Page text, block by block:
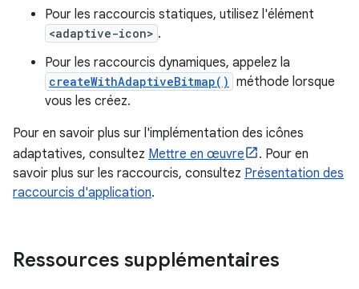
Pour les raccourcis statiques, utilisez l'élément
<adaptive-icon> .
Pour les raccourcis dynamiques, appelez la
createWithAdaptiveBitmap() méthode lorsque
vous les créez.
Pour en savoir plus sur l'implémentation des icônes
adaptatives, consultez Mettre en œuvre
. Pour en
savoir plus sur les raccourcis, consultez Présentation des
raccourcis d'application.
Ressources supplémentaires